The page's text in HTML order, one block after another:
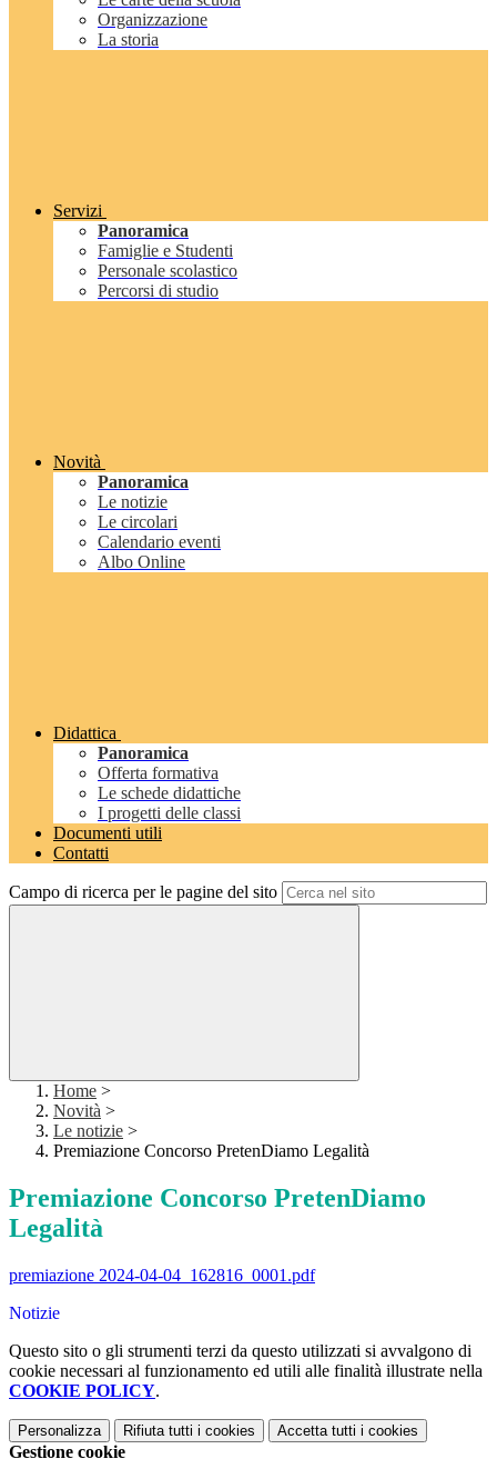
Organizzazione
La storia
Servizi
Panoramica
Famiglie e Studenti
Personale scolastico
Percorsi di studio
Novità
Panoramica
Le notizie
Le circolari
Calendario eventi
Albo Online
Didattica
Panoramica
Offerta formativa
Le schede didattiche
I progetti delle classi
Documenti utili
Contatti
Campo di ricerca per le pagine del sito
Home >
Novità >
Le notizie >
Premiazione Concorso PretenDiamo Legalità
Premiazione Concorso PretenDiamo
Legalità
premiazione 2024-04-04_162816_0001.pdf
Notizie
Questo sito o gli strumenti terzi da questo utilizzati si avvalgono di
cookie necessari al funzionamento ed utili alle finalità illustrate nella
COOKIE POLICY.
Personalizza Rifiuta tutti i cookies Accetta tutti i cookies
Gestione cookie